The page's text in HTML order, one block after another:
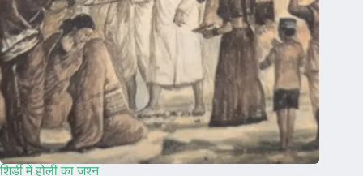
शिर्डी में होली का जश्न